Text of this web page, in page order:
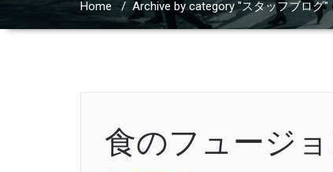
Home / Archive by category "スタッフブログ"
食のフュージョ